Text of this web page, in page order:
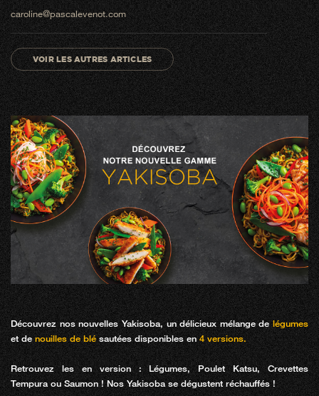
caroline@pascalevenot.com
VOIR LES AUTRES ARTICLES
Découvrez nos nouvelles Yakisoba, un délicieux mélange delégumes
et denouilles de blésautées disponibles en 4 versions.
Retrouvez les en version : Légumes, Poulet Katsu, Crevettes
Tempura ou Saumon ! Nos Yakisoba se dégustent réchauffés !